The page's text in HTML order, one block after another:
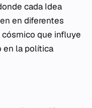
cada Idea
en diferentes
que influye
en la política